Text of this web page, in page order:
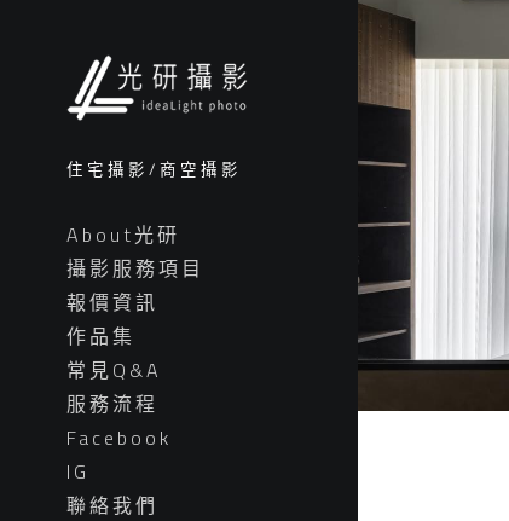
住宅攝影/商空攝影
About光研
攝影服務項目
報價資訊
作品集
常見Q&A
服務流程
Facebook
IG
聯絡我們